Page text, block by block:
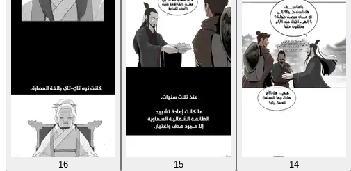
14
15
16